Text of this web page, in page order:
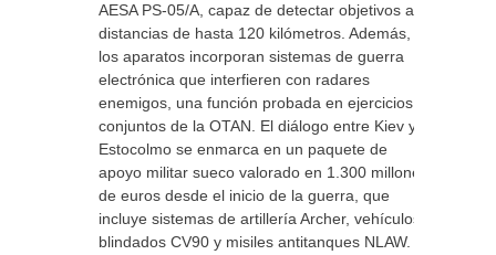
AESA PS-05/A, capaz de detectar objetivos a
distancias de hasta 120 kilómetros. Además,
los aparatos incorporan sistemas de guerra
electrónica que interfieren con radares
enemigos, una función probada en ejercicios
conjuntos de la OTAN. El diálogo entre Kiev y
Estocolmo se enmarca en un paquete de
apoyo militar sueco valorado en 1.300 millones
de euros desde el inicio de la guerra, que
incluye sistemas de artillería Archer, vehículos
blindados CV90 y misiles antitanques NLAW.